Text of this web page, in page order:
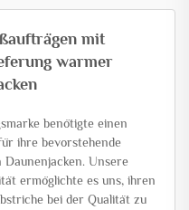
mit
warmer
benötigte einen
ihre bevorstehende
Unsere
ermöglichte es uns, ihren
bei der Qualität zu